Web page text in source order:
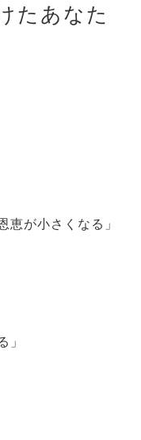
たあなた
恵が小さくなる」
」